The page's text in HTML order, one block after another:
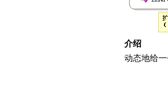
介绍
动态地给